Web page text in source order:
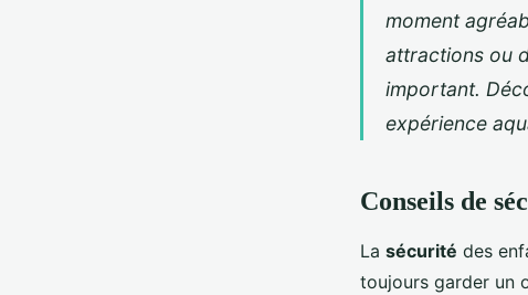
moment
attractions ou
important.
expérience
Conseils de
La sécurité des
toujours garder un